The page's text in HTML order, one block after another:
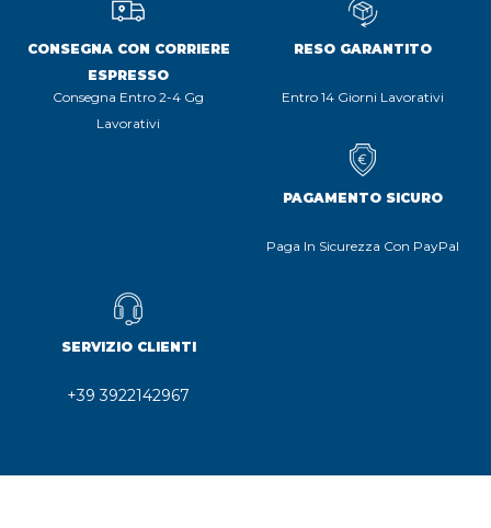
CONSEGNA CON CORRIERE
ESPRESSO
Consegna Entro 2-4 Gg
Lavorativi
RESO GARANTITO
Entro 14 Giorni Lavorativi
PAGAMENTO SICURO
Paga In Sicurezza Con PayPal
SERVIZIO CLIENTI
+39 3922142967